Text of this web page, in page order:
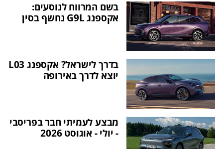
בשם המרווח לנוסעים:
אקספנג G9L נחשף בסין
בדרך לישראל? אקספנג L03
יוצא לדרך באירופה
מבצע לעמיתי חבר בפריסבי
- יולי - אוגוסט 2026